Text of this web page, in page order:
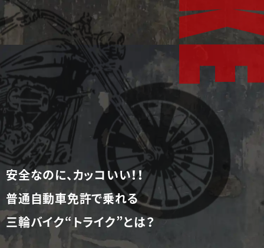
安全なのに、カッコいい！！
普通自動車免許で乗れる
三輪バイク“トライク”とは？